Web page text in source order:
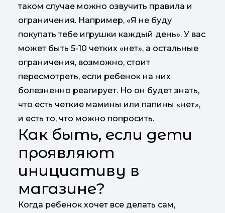
таком случае можно озвучить правила и
ограничения. Например, «Я не буду
покупать тебе игрушки каждый день». У вас
может быть 5-10 четких «нет», а остальные
ограничения, возможно, стоит
пересмотреть, если ребенок на них
болезненно реагирует. Но он будет знать,
что есть четкие мамины или папины «нет»,
и есть то, что можно попросить.
Как быть, если дети
проявляют
инициативу в
магазине?
Когда ребенок хочет все делать сам,